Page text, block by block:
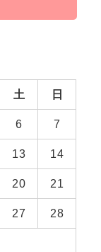
土 日
6 7
13 14
20 21
27 28